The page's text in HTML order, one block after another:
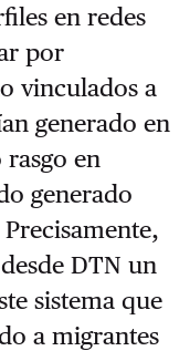
en redes
por
vinculados a
generado en
en
generado
DTN un
sistema que
a migrantes